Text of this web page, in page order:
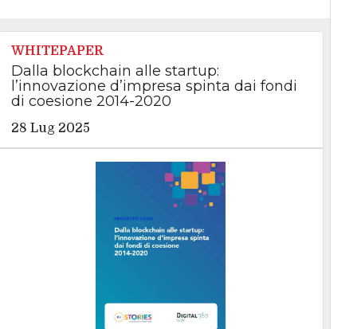
WHITEPAPER
Dalla blockchain alle startup:
l’innovazione d’impresa spinta dai fondi
di coesione 2014-2020
28 Lug 2025